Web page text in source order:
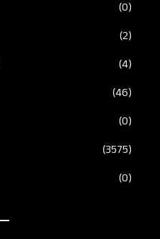
(0)
(2)
(4)
(46)
(0)
(3575)
(0)